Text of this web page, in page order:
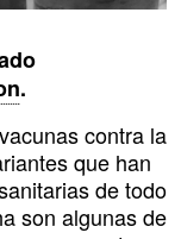
.
contra la
que han
de todo
son algunas de